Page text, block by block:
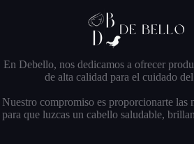
En Debello, nos dedicamos a ofrecer
de alta calidad para el cuidado
Nuestro compromiso es proporcionarte las
para que luzcas un cabello saludable,